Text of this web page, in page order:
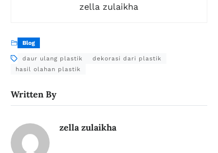
zella zulaikha
Blog
daur ulang plastik
dekorasi dari plastik
hasil olahan plastik
Written By
zella zulaikha